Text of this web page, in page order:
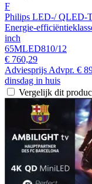
F
Philips LED-/ QLED-
Energie-
inch
65MLED810/12
€ 760,29
Adviesprijs Advpr. €
dinsdag in huis
Vergelijk dit